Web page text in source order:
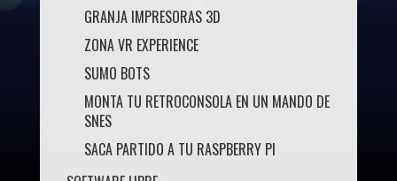
GRANJA IMPRESORAS 3D
ZONA VR EXPERIENCE
SUMO BOTS
MONTA TU RETROCONSOLA EN UN MANDO DE
SNES
SACA PARTIDO A TU RASPBERRY PI